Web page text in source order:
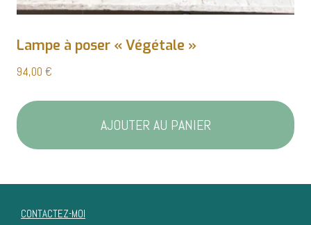
Lampe à poser « Végétale »
94,00 €
AJOUTER AU PANIER
CONTACTEZ-MOI